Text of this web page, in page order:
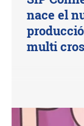
nace el
multi